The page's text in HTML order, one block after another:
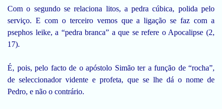
Com o segundo se relaciona litos, a pedra cúbica, polida pelo
serviço. E com o terceiro vemos que a ligação se faz com a
psephos leike, a “pedra branca” a que se refere o Apocalipse (2,
17).
É, pois, pelo facto de o apóstolo Simão ter a função de “rocha”,
de seleccionador vidente e profeta, que se lhe dá o nome de
Pedro, e não o contrário.